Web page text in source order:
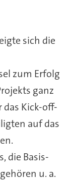
sich die
zum Erfolg
ganz
Kick-off-
auf das
die Basis-
u. a.